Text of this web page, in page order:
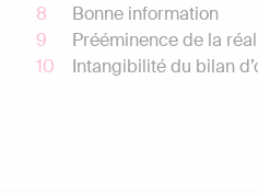
Bonne information
Prééminence de la
Intangibilité du bilan